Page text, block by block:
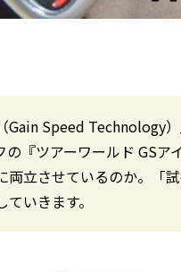
Gain Speed Technology
『ツアーワールド GS
両立させているのか。「
いきます。